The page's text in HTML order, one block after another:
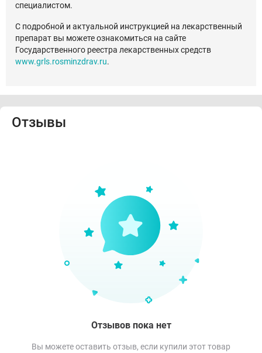
специалистом.
С подробной и актуальной инструкцией на лекарственный
препарат вы можете ознакомиться на сайте
Государственного реестра лекарственных средств
www.grls.rosminzdrav.ru.
Отзывы
Отзывов пока нет
Вы можете оставить отзыв, если купили этот товар